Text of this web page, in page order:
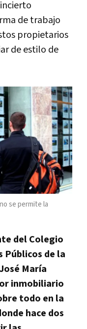
de trabajo
propietarios
de estilo de
se permite la
del Colegio
de la
María
inmobiliario
todo en la
hace dos